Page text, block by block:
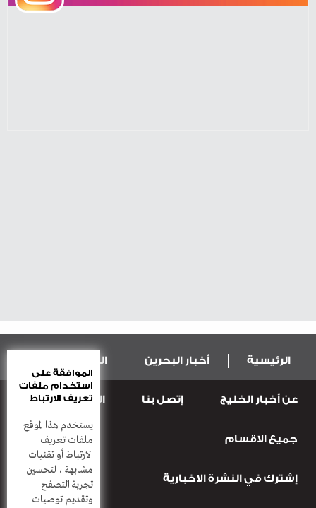
الرئيسية أخبار البحرين المال و الاقتصاد
عربية ودولية الرياضة
قضـايــا وحـــوادث أعمدة
عن أخبار الخليج إتصل بنا المطبعة
جميع الاقسام
إشترك في النشرة الاخبارية
الموافقة على
استخدام ملفات
تعريف الارتباط
يستخدم هذا الموقع
ملفات تعريف
الارتباط أو تقنيات
مشابهة ، لتحسين
تجربة التصفح
وتقديم توصيات